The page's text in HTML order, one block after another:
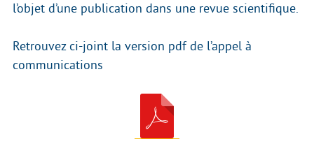
l’objet d’une publication dans une revue scientifique.
Retrouvez ci-joint la version pdf de l’appel à
communications